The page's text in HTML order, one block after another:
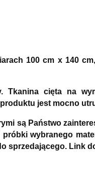
100 cm x 140
Tkanina cięta na
jest mocno
są Państwo
wybranego
sprzedającego. Link